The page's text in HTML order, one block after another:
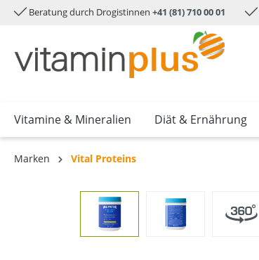
springen Zur Hauptnavigation springen
Beratung durch Drogistinnen +41 (81) 710 00 01
Vitamine & Mineralien Diät & Ernährung
Marken Vital Proteins